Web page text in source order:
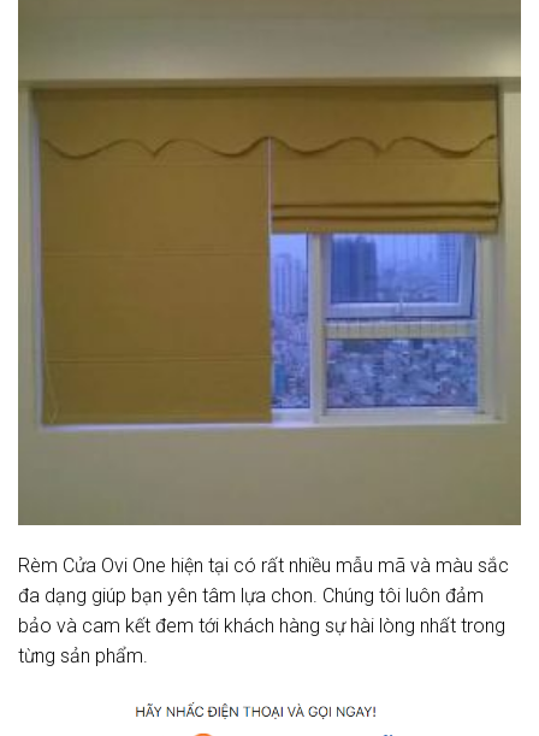
Rèm Cửa Ovi One hiện tại có rất nhiều mẫu mã và màu sắc
đa dạng giúp bạn yên tâm lựa chon. Chúng tôi luôn đảm
bảo và cam kết đem tới khách hàng sự hài lòng nhất trong
từng sản phẩm.